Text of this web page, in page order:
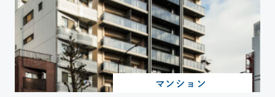
マンション